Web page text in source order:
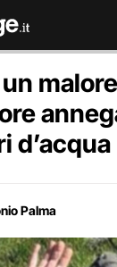
d’acqua
Palma